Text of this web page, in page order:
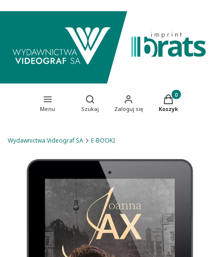
Menu
Otwórz wyszukiwarkę
Szukaj Zaloguj się
Produkty w
Koszyk
Wydawnictwa Videograf SA E-BOOKI